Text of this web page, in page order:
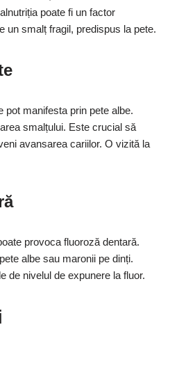
poate fi un factor
un smalț fragil, predispus la pete.
pot manifesta prin pete albe.
smalțului. Este crucial să
avansarea cariilor. O vizită la
provoca fluoroză dentară.
albe sau maronii pe dinți.
de nivelul de expunere la fluor.